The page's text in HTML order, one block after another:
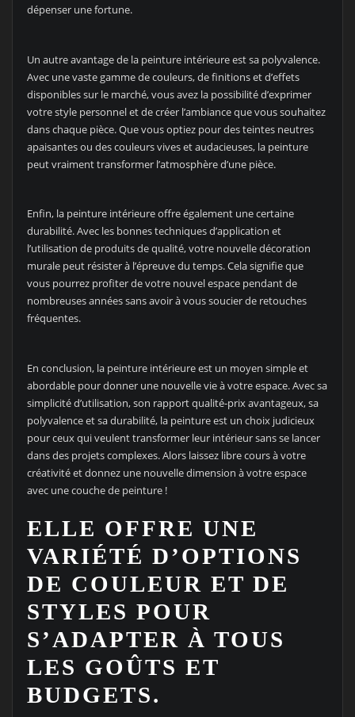
dépenser une fortune.
Un autre avantage de la peinture intérieure est sa polyvalence.
Avec une vaste gamme de couleurs, de finitions et d’effets
disponibles sur le marché, vous avez la possibilité d’exprimer
votre style personnel et de créer l’ambiance que vous souhaitez
dans chaque pièce. Que vous optiez pour des teintes neutres
apaisantes ou des couleurs vives et audacieuses, la peinture
peut vraiment transformer l’atmosphère d’une pièce.
Enfin, la peinture intérieure offre également une certaine
durabilité. Avec les bonnes techniques d’application et
l’utilisation de produits de qualité, votre nouvelle décoration
murale peut résister à l’épreuve du temps. Cela signifie que
vous pourrez profiter de votre nouvel espace pendant de
nombreuses années sans avoir à vous soucier de retouches
fréquentes.
En conclusion, la peinture intérieure est un moyen simple et
abordable pour donner une nouvelle vie à votre espace. Avec sa
simplicité d’utilisation, son rapport qualité-prix avantageux, sa
polyvalence et sa durabilité, la peinture est un choix judicieux
pour ceux qui veulent transformer leur intérieur sans se lancer
dans des projets complexes. Alors laissez libre cours à votre
créativité et donnez une nouvelle dimension à votre espace
avec une couche de peinture !
ELLE OFFRE UNE
VARIÉTÉ D’OPTIONS
DE COULEUR ET DE
STYLES POUR
S’ADAPTER À TOUS
LES GOÛTS ET
BUDGETS.